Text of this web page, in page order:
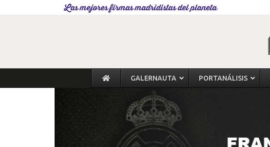
Las mejores firmas madridistas del planeta
GALERNAUTA PORTANÁLISIS